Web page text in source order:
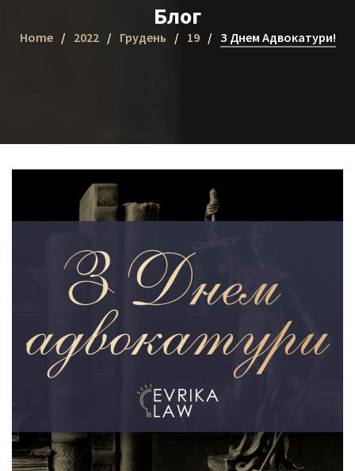
Блог
Home 2022 Грудень 19 З Днем Адвокатури!